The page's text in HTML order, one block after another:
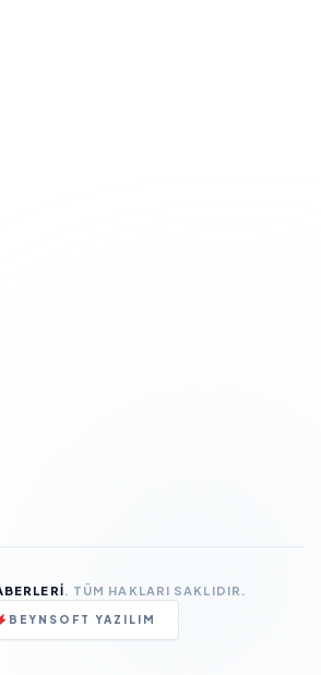
. TÜM HAKLARI SAKLIDIR.
BEYNSOFT YAZILIM